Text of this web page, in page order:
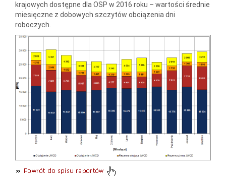
krajowych dostępne dla OSP w 2016 roku – wartości średnie
miesięczne z dobowych szczytów obciążenia dni
roboczych.